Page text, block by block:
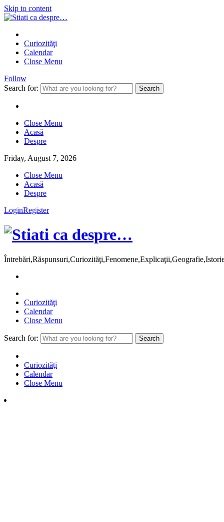
Skip to content
Curiozităţi
Calendar
Close Menu
Follow
Search for:
Close Menu
Acasă
Despre
Friday, August 7, 2026
Close Menu
Acasă
Despre
LoginRegister
Curiozităţi
Calendar
Close Menu
Search for:
Curiozităţi
Calendar
Close Menu